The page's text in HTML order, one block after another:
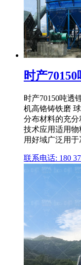
时产
时产70150吨透
机高铬铸铁磨
分布材料的充
技术应用适用
用好域广泛用
联系电话: 180